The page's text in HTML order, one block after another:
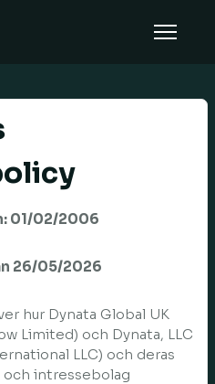
01/02/2006
26/05/2026
hur Dynata Global UK
Limited) och Dynata, LLC
LLC) och deras
intressebolag